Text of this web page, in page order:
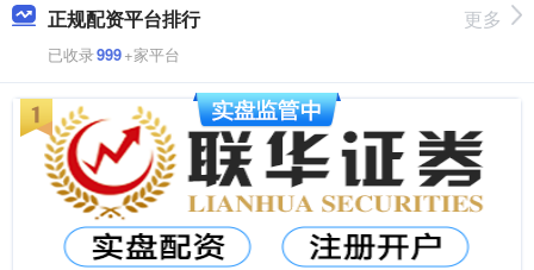
正规配资平台排行
已收录999+家平台
更多